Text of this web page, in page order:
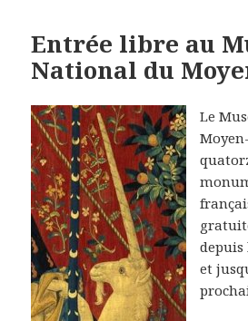
Entrée libre au
National du
Le
depuis
et